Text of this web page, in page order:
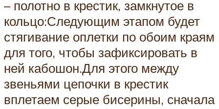
– полотно в крестик, замкнутое в
кольцо:Следующим этапом будет
стягивание оплетки по обоим краям
для того, чтобы зафиксировать в
ней кабошон.Для этого между
звеньями цепочки в крестик
вплетаем серые бисерины, сначала